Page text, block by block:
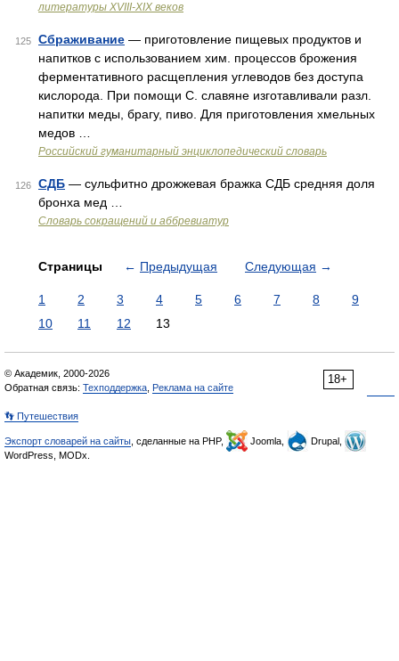
литературы ХVIII-ХIХ веков
125 Сбраживание — приготовление пищевых продуктов и
напитков с использованием хим. процессов брожения
ферментативного расщепления углеводов без доступа
кислорода. При помощи С. славяне изготавливали разл.
напитки меды, брагу, пиво. Для приготовления хмельных
медов …
Российский гуманитарный энциклопедический словарь
126 СДБ — сульфитно дрожжевая бражка СДБ средняя доля
бронха мед …
Словарь сокращений и аббревиатур
Страницы ← Предыдущая Следующая →
1 2 3 4 5 6 7 8
9
10
11 12 13
18+
© Академик, 2000-2026
Обратная связь: Техподдержка Реклама на сайте
👣 Путешествия
Экспорт словарей на сайты , сделанные на PHP, Joomla,
Drupal,
WordPress, MODx.